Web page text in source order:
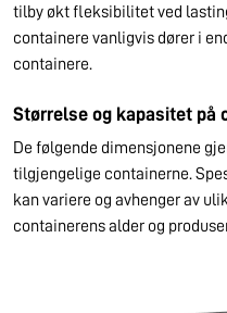
tilby økt fleksibilitet ved
containere vanligvis dører i
containere.
Størrelse og kapasitet på
De følgende dimensjonene
tilgjengelige containerne.
kan variere og avhenger av
containerens alder og